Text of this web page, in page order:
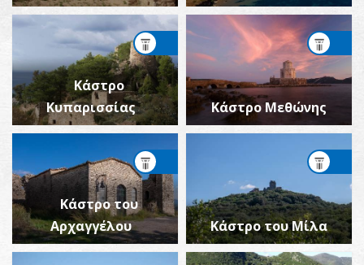
Κάστρο
Κυπαρισσίας
Κάστρο Μεθώνης
Κάστρο του
Αρχαγγέλου
Κάστρο του Μίλα